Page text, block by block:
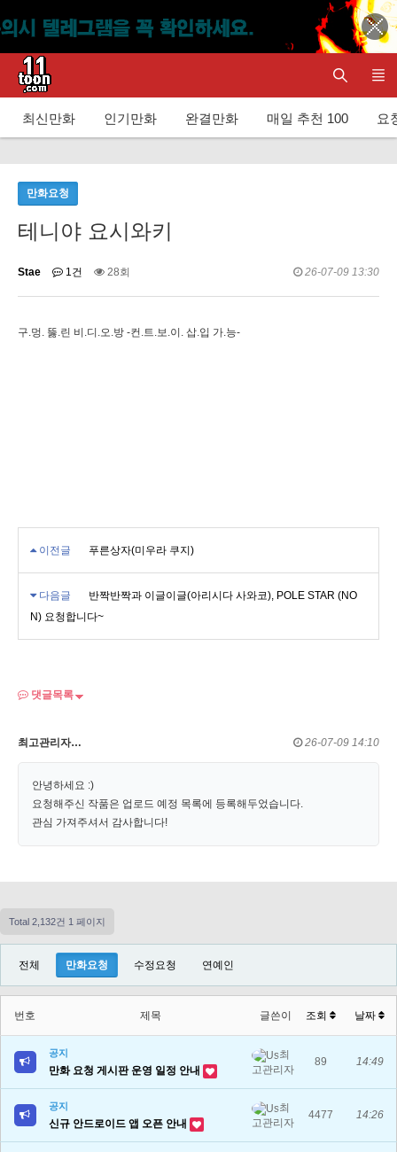
최신만화 인기만화 완결만화 매일 추천 100 요
만화요청
테니야 요시와키
Stae 1건 28회 26-07-09 13:30
구.멍. 뚫.린 비.디.오.방 -컨.트.보.이. 삽.입 가.능-
이전글 푸른상자(미우라 쿠지)
다음글
반짝반짝과 이글이글(아리시다 사와코), POLE STAR (NO
N) 요청합니다~
댓글목록
최고관리자… 26-07-09 14:10
안녕하세요 :)
요청해주신 작품은 업로드 예정 목록에 등록해두었습니다.
관심 가져주셔서 감사합니다!
Total 2,132건 1 페이지
전체 만화요청 수정요청 연예인
번호 제목 글쓴이 조회 날짜
공지
만화 요청 게시판 운영 일정 안내
최
고관리자
89 14:49
공지
신규 안드로이드 앱 오픈 안내
최
고관리자
4477 14:26